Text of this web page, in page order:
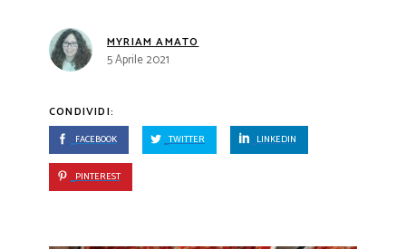
MYRIAM AMATO
5 Aprile 2021
CONDIVIDI:
FACEBOOK TWITTER LINKEDIN
PINTEREST